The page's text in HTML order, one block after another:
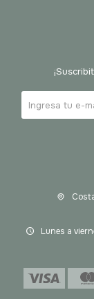
Lunes a